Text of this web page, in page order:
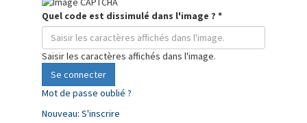
Quel code est dissimulé dans l'image ? *
Saisir les caractères affichés dans l'image.
Se connecter
Mot de passe oublié ?
Nouveau: S'inscrire